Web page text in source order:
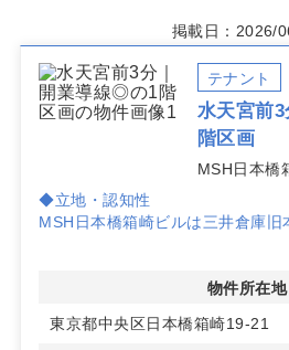
掲載日：2026/
テナント
水天宮前
階区画
MSH日本橋
◆立地・認知性
MSH日本橋箱崎ビルは三井倉庫旧
ル。旧IBM箱崎ビルとしての高い
生活導線に乗りやすく、半蔵門線
届く立地です。
物件所在地
東京都中央区日本橋箱崎19-21